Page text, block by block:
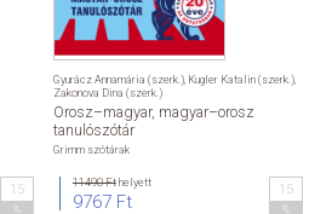
15
Gyurácz Annamária (szerk.) Kugler Katalin (szerk.)
Zakonova Dina (szerk.)
Orosz–magyar, magyar–orosz
tanulószótár
Grimm szótárak
11490 Fthelyett
9767 Ft
15